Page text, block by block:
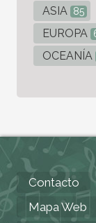
ASIA 85
EUROPA
OCEANÍA
Contacto
Mapa Web